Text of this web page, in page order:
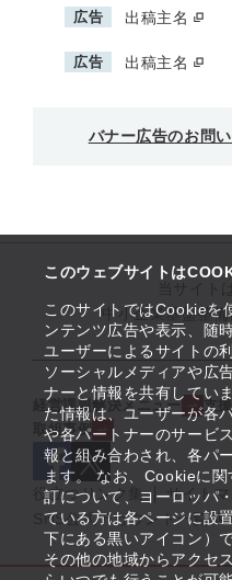
このウェブサイトは
このサイトではCookieを
ンテンツ広告や表示、随
ユーザーによるサイトの
ソーシャルメディアや広
ナーと情報を共有してい
た情報は、ユーザーが各
や各パートナーのサービ
報と組み合わされ、各パ
ます。 なお、Cookieに
訂について、ヨーロッパ
ている方は各ページに設
下にある黒いアイコン）
その他の地域からアクセ
広告 出稿主名
広告 出稿主名
バナー広告のお問
中小企業基盤整
経営課題解決メニュー 支
取組事例
役立つリンク集 サイト
SNS公式アカウント一覧